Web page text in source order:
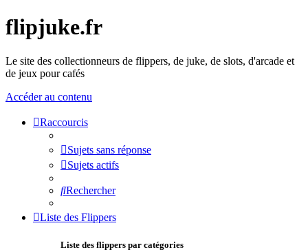
flipjuke.fr
Le site des collectionneurs de flippers, de juke, de slots, d'arcade et
de jeux pour cafés
Accéder au contenu
Raccourcis
Sujets sans réponse
Sujets actifs
Rechercher
Liste des Flippers
Liste des flippers par catégories